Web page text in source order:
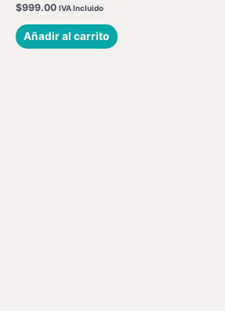
Valorado
en
de
5
$999.00 IVA Incluido
Añadir al carrito